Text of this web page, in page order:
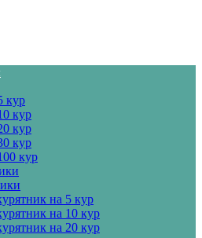
кур
кур
кур
кур
кур
на 5 кур
на 10 кур
на 20 кур